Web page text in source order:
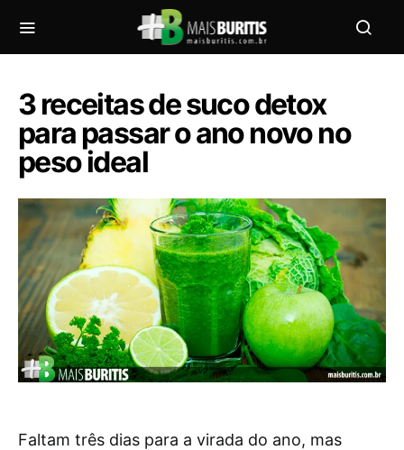
3 receitas de suco detox
para passar o ano novo no
peso ideal
Faltam três dias para a virada do ano, mas